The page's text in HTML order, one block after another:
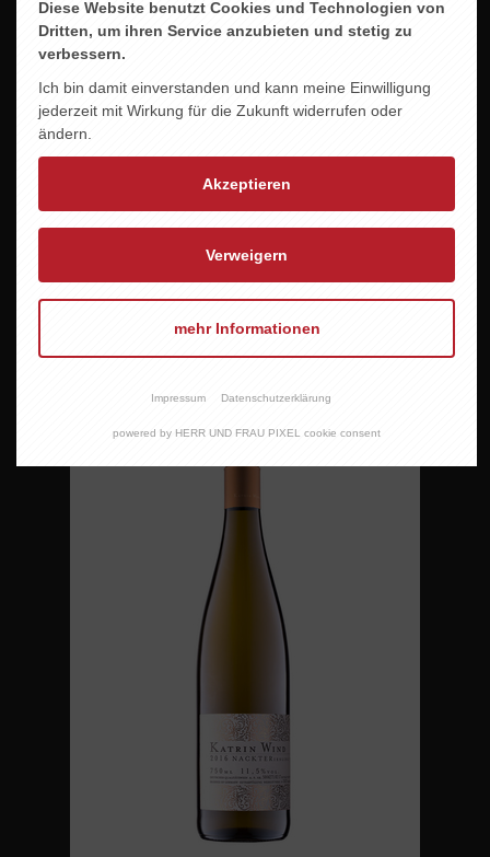
PHILIPP KUHN -RIESLING LAUMERSHEIMER
Diese Website benutzt Cookies und Technologien von
Dritten, um ihren Service anzubieten und stetig zu
verbessern.
Ich bin damit einverstanden und kann meine Einwilligung
jederzeit mit Wirkung für die Zukunft widerrufen oder
ändern.
Akzeptieren
Verweigern
mehr Informationen
Impressum Datenschutzerklärung
powered by HERR UND FRAU PIXEL cookie consent